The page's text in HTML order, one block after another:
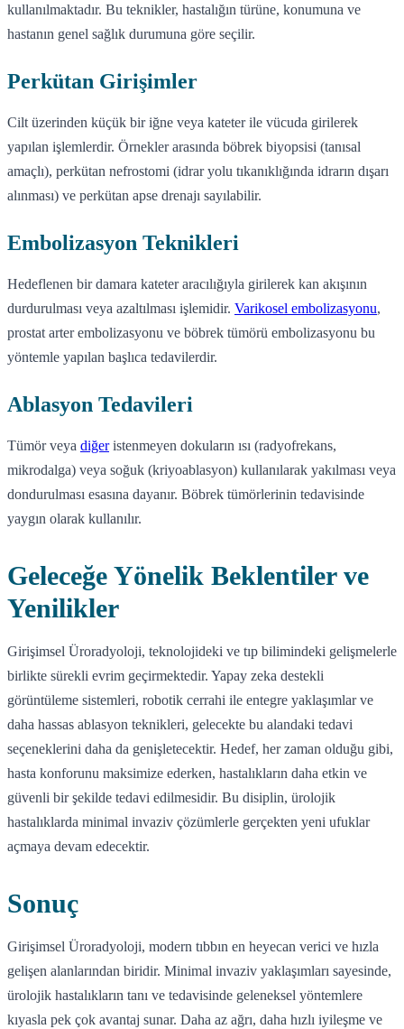
kullanılmaktadır. Bu teknikler, hastalığın türüne, konumuna ve
hastanın genel sağlık durumuna göre seçilir.
Perkütan Girişimler
Cilt üzerinden küçük bir iğne veya kateter ile vücuda girilerek
yapılan işlemlerdir. Örnekler arasında böbrek biyopsisi (tanısal
amaçlı), perkütan nefrostomi (idrar yolu tıkanıklığında idrarın dışarı
alınması) ve perkütan apse drenajı sayılabilir.
Embolizasyon Teknikleri
Hedeflenen bir damara kateter aracılığıyla girilerek kan akışının
durdurulması veya azaltılması işlemidir. Varikosel embolizasyonu,
prostat arter embolizasyonu ve böbrek tümörü embolizasyonu bu
yöntemle yapılan başlıca tedavilerdir.
Ablasyon Tedavileri
Tümör veya diğeristenmeyen dokuların ısı (radyofrekans,
mikrodalga) veya soğuk (kriyoablasyon) kullanılarak yakılması veya
dondurulması esasına dayanır. Böbrek tümörlerinin tedavisinde
yaygın olarak kullanılır.
Geleceğe Yönelik Beklentiler ve
Yenilikler
Girişimsel Üroradyoloji, teknolojideki ve tıp bilimindeki gelişmelerle
birlikte sürekli evrim geçirmektedir. Yapay zeka destekli
görüntüleme sistemleri, robotik cerrahi ile entegre yaklaşımlar ve
daha hassas ablasyon teknikleri, gelecekte bu alandaki tedavi
seçeneklerini daha da genişletecektir. Hedef, her zaman olduğu gibi,
hasta konforunu maksimize ederken, hastalıkların daha etkin ve
güvenli bir şekilde tedavi edilmesidir. Bu disiplin, ürolojik
hastalıklarda minimal invaziv çözümlerle gerçekten yeni ufuklar
açmaya devam edecektir.
Sonuç
Girişimsel Üroradyoloji, modern tıbbın en heyecan verici ve hızla
gelişen alanlarından biridir. Minimal invaziv yaklaşımları sayesinde,
ürolojik hastalıkların tanı ve tedavisinde geleneksel yöntemlere
kıyasla pek çok avantaj sunar. Daha az ağrı, daha hızlı iyileşme ve